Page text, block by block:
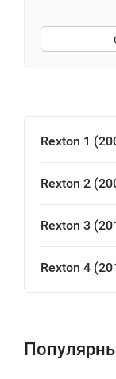
Rexton 1
Rexton 2
Rexton 3
Rexton 4